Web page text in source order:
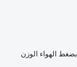
الهواء الوزن